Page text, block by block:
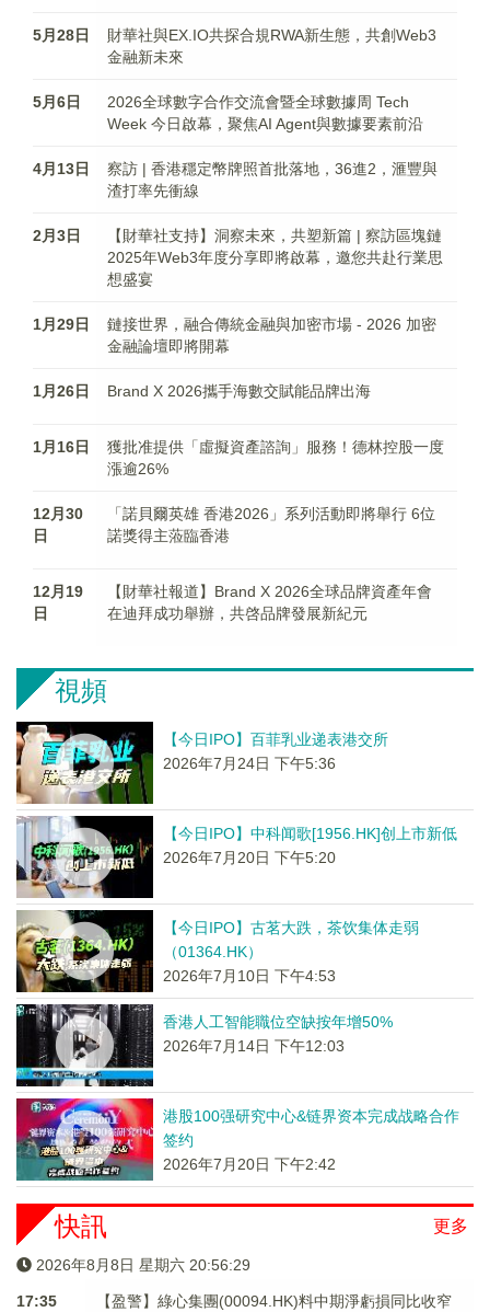
5月28日
財華社與EX.IO共探合規RWA新生態，共創Web3
金融新未來
5月6日
2026全球數字合作交流會暨全球數據周 Tech
Week 今日啟幕，聚焦AI Agent與數據要素前沿
4月13日
察訪 | 香港穩定幣牌照首批落地，36進2，滙豐與
渣打率先衝線
2月3日
【財華社支持】洞察未來，共塑新篇 | 察訪區塊鏈
2025年Web3年度分享即將啟幕，邀您共赴行業思
想盛宴
1月29日
鏈接世界，融合傳統金融與加密市場 - 2026 加密
金融論壇即將開幕
1月26日 Brand X 2026攜手海數交賦能品牌出海
1月16日
獲批准提供「虛擬資產諮詢」服務！德林控股一度
漲逾26%
12月30
日
「諾貝爾英雄 香港2026」系列活動即將舉行 6位
諾獎得主蒞臨香港
12月19
日
【財華社報道】Brand X 2026全球品牌資產年會
在迪拜成功舉辦，共啓品牌發展新紀元
視頻
【今日IPO】百菲乳业递表港交所
2026年7月24日 下午5:36
【今日IPO】中科闻歌[1956.HK]创上市新低
2026年7月20日 下午5:20
【今日IPO】古茗大跌，茶饮集体走弱
（01364.HK）
2026年7月10日 下午4:53
香港人工智能職位空缺按年增50%
2026年7月14日 下午12:03
港股100强研究中心&链界资本完成战略合作
签约
2026年7月20日 下午2:42
更多
快訊
2026年8月8日 星期六 20:56:30
17:35
【盈警】綠心集團(00094.HK)料中期淨虧損同比收窄